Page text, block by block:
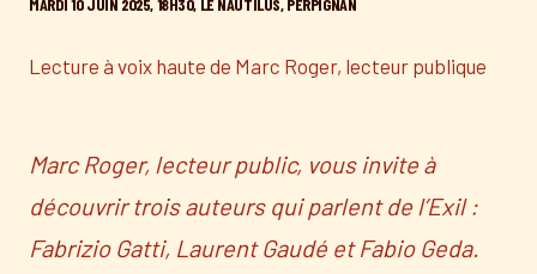
MARDI 10 JUIN 2025, 18H30, LE NAUTILUS, PERPIGNAN
Lecture à voix haute de Marc Roger, lecteur publique
Marc Roger, lecteur public, vous invite à
découvrir trois auteurs qui parlent de l’Exil :
Fabrizio Gatti, Laurent Gaudé et Fabio Geda.